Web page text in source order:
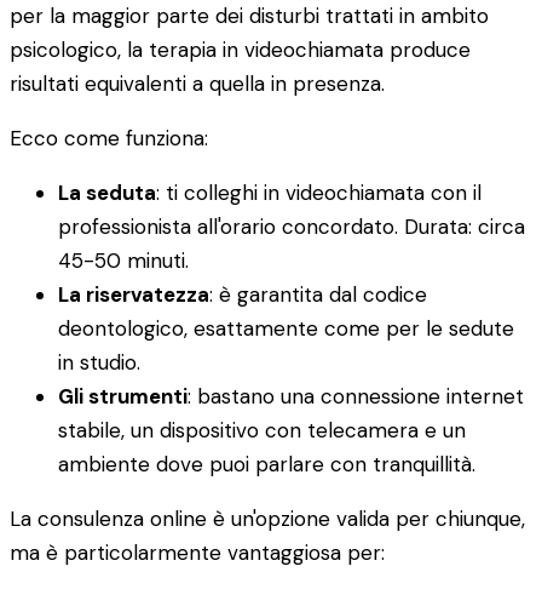
per la maggior parte dei disturbi trattati in ambito
psicologico, la terapia in videochiamata produce
risultati equivalenti a quella in presenza.
Ecco come funziona:
La seduta: ti colleghi in videochiamata con il
professionista all'orario concordato. Durata: circa
45-50 minuti.
La riservatezza: è garantita dal codice
deontologico, esattamente come per le sedute
in studio.
Gli strumenti: bastano una connessione internet
stabile, un dispositivo con telecamera e un
ambiente dove puoi parlare con tranquillità.
La consulenza online è un'opzione valida per chiunque,
ma è particolarmente vantaggiosa per: